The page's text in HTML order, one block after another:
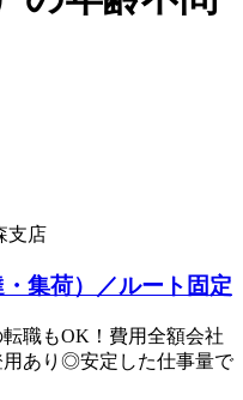
支店
集荷）／ルート固定
職もOK！費用全額会社
あり◎安定した仕事量で